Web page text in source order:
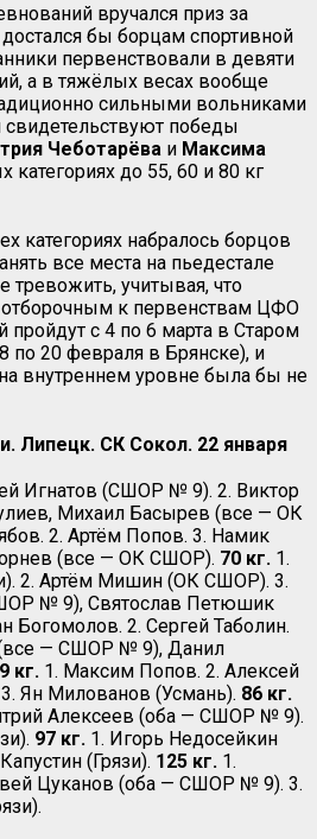
вручался приз за
бы борцам спортивной
первенствовали в девяти
а в тяжёлых весах вообще
сильными вольниками
свидетельствуют победы
Чеботарёва и Максима
категориях до 55, 60 и 80 кг
категориях набралось борцов
все места на пьедестале
тревожить, учитывая, что
к первенствам ЦФО
с 4 по 6 марта в Старом
по 20 февраля в Брянске), и
внутреннем уровне была бы не
Липецк. СК Сокол. 22 января
Игнатов (СШОР № 9). 2. Виктор
Михаил Басырев (все — ОК
2. Артём Попов. 3. Намик
(все — ОК СШОР). 70 кг. 1.
2. Артём Мишин (ОК СШОР). 3.
№ 9), Святослав Петюшик
Богомолов. 2. Сергей Таболин.
— СШОР № 9), Данил
кг. 1. Максим Попов. 2. Алексей
Ян Милованов (Усмань). 86 кг.
Алексеев (оба — СШОР № 9).
97 кг. 1. Игорь Недосейкин
(Грязи). 125 кг. 1.
Цуканов (оба — СШОР № 9). 3.